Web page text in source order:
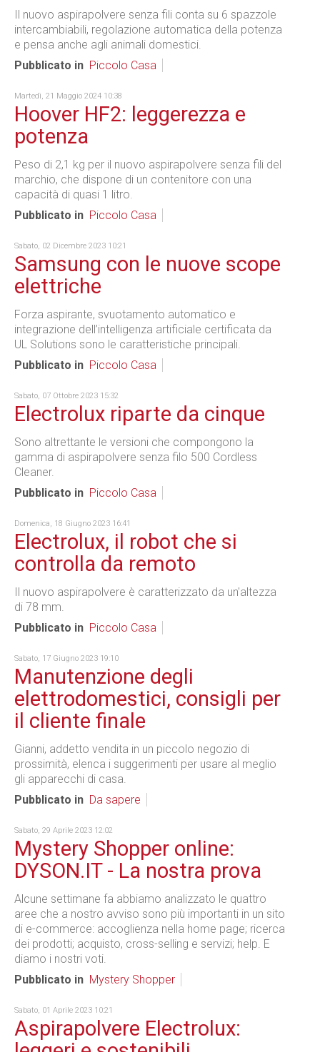
Il nuovo aspirapolvere senza fili conta su 6 spazzole
intercambiabili, regolazione automatica della potenza
e pensa anche agli animali domestici.
Pubblicato in Piccolo Casa
Martedì, 21 Maggio 2024 10:38
Hoover HF2: leggerezza e
potenza
Peso di 2,1 kg per il nuovo aspirapolvere senza fili del
marchio, che dispone di un contenitore con una
capacità di quasi 1 litro.
Pubblicato in Piccolo Casa
Sabato, 02 Dicembre 2023 10:21
Samsung con le nuove scope
elettriche
Forza aspirante, svuotamento automatico e
integrazione dell’intelligenza artificiale certificata da
UL Solutions sono le caratteristiche principali.
Pubblicato in Piccolo Casa
Sabato, 07 Ottobre 2023 15:32
Electrolux riparte da cinque
Sono altrettante le versioni che compongono la
gamma di aspirapolvere senza filo 500 Cordless
Cleaner.
Pubblicato in Piccolo Casa
Domenica, 18 Giugno 2023 16:41
Electrolux, il robot che si
controlla da remoto
Il nuovo aspirapolvere è caratterizzato da un'altezza
di 78 mm.
Pubblicato in Piccolo Casa
Sabato, 17 Giugno 2023 19:10
Manutenzione degli
elettrodomestici, consigli per
il cliente finale
Gianni, addetto vendita in un piccolo negozio di
prossimità, elenca i suggerimenti per usare al meglio
gli apparecchi di casa.
Pubblicato in Da sapere
Sabato, 29 Aprile 2023 12:02
Mystery Shopper online:
DYSON.IT - La nostra prova
Alcune settimane fa abbiamo analizzato le quattro
aree che a nostro avviso sono più importanti in un sito
di e-commerce: accoglienza nella home page; ricerca
dei prodotti; acquisto, cross-selling e servizi; help. E
diamo i nostri voti.
Pubblicato in Mystery Shopper
Sabato, 01 Aprile 2023 10:21
Aspirapolvere Electrolux: